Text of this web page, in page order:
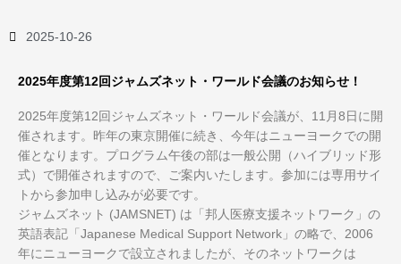
2025-10-26
2025年度第12回ジャムズネット・ワールド会議のお知らせ！
2025年度第12回ジャムズネット・ワールド会議が、11月8日に開
催されます。昨年の東京開催に続き、今年はニューヨークでの開
催となります。プログラム午後の部は一般公開（ハイブリッド形
式）で開催されますので、ご案内いたします。参加には専用サイ
トから参加申し込みが必要です。
ジャムズネット (JAMSNET) は「邦人医療支援ネットワーク」の
英語表記「Japanese Medical Support Network」の略で、2006
年にニューヨークで設立されましたが、そのネットワークは